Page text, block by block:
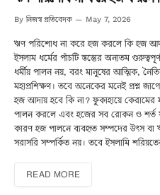
By নিজস্ব প্রতিবেদক May 7, 2026
ঋণ পরিশোধ না করে হজ করলে কি হজ
ইসলাম ধর্মের পাঁচটি স্তম্ভের অন্যতম
ধর্মীয় পালন নয়, বরং মানুষের আত্মিক,
মহাপ্রশিক্ষণ। তবে অনেকের মনেই প্রশ্ন
হজ আদায় হবে কি না? ফুকাহায়ে কেরামের
পালন করলে এবং হজের সব রোকন ও শর্ত
কারণ হজ পালনে ব্যবহৃত সম্পদের উৎস বা
সরাসরি সম্পর্কিত নয়। তবে ইসলামি
READ MORE